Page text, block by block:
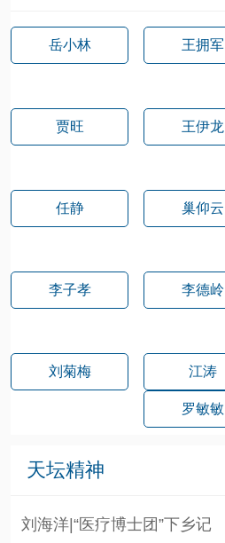
岳小林 王拥军
贾旺 王伊龙
任静 巢仰云
李子孝 李德岭
刘菊梅 江涛
罗敏敏
天坛精神
刘海洋|“医疗博士团”下乡记